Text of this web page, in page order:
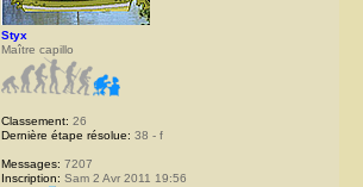
Styx
Maître capillo
Classement: 26
Dernière étape résolue: 38 - f
Messages: 7207
Inscription: Sam 2 Avr 2011 19:56